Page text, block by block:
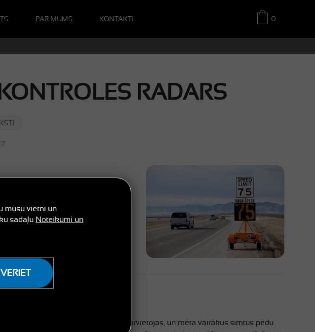
mūsu vietni un
sadaļu Noteikumi un
PAR MUMS KONTAKTI 0
RADARS
izlasiet šo rakstu.
stars paplašinās, kad tas pārvietojas, un mēra vairākus simtus pēdu